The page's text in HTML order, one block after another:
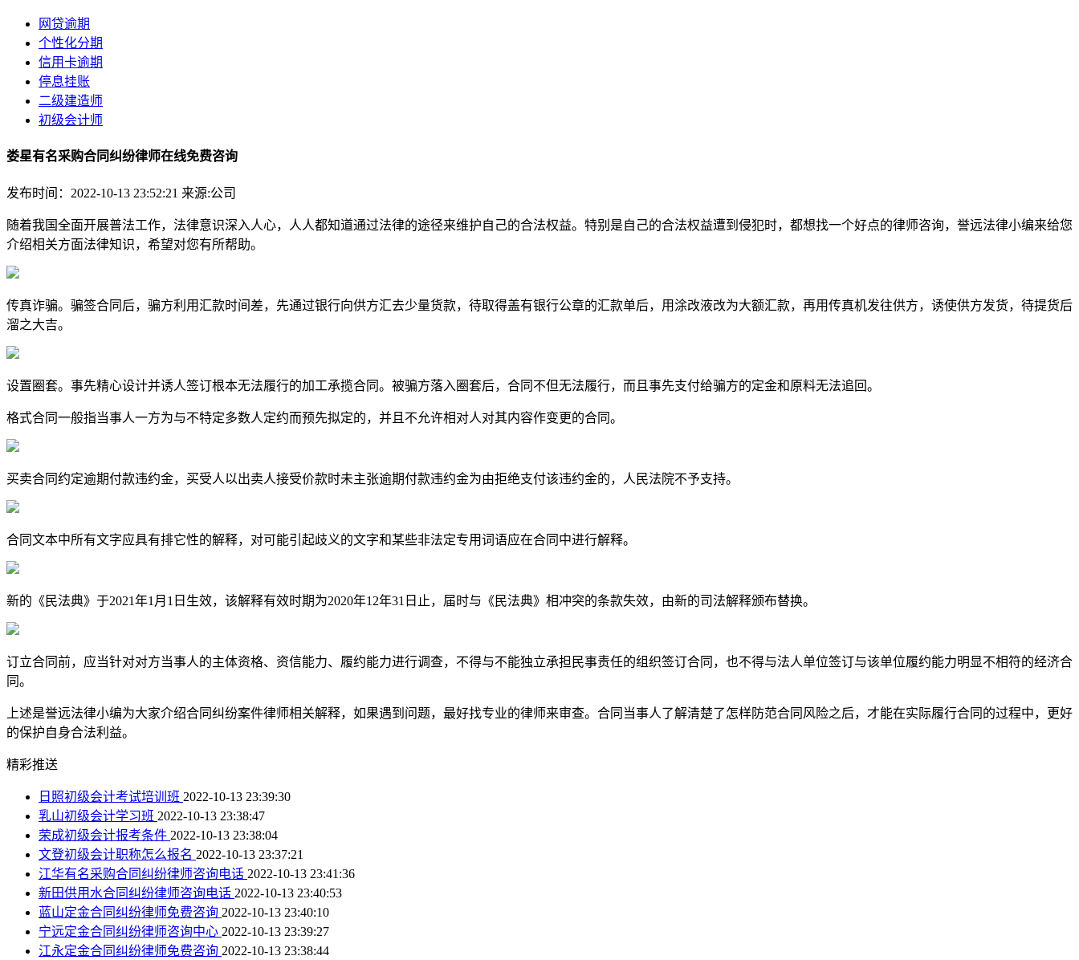
网贷逾期
个性化分期
信用卡逾期
停息挂账
二级建造师
初级会计师
娄星有名采购合同纠纷律师在线免费咨询
发布时间：2022-10-13 23:52:21 来源:公司
随着我国全面开展普法工作，法律意识深入人心，人人都知道通过法律的途径来维护自己的合法权益。特别是自己的合法权益遭到侵犯时，都想找一个好点的律师咨询，誉远法律小编来给您
介绍相关方面法律知识，希望对您有所帮助。
传真诈骗。骗签合同后，骗方利用汇款时间差，先通过银行向供方汇去少量货款，待取得盖有银行公章的汇款单后，用涂改液改为大额汇款，再用传真机发往供方，诱使供方发货，待提货后
溜之大吉。
设置圈套。事先精心设计并诱人签订根本无法履行的加工承揽合同。被骗方落入圈套后，合同不但无法履行，而且事先支付给骗方的定金和原料无法追回。
格式合同一般指当事人一方为与不特定多数人定约而预先拟定的，并且不允许相对人对其内容作变更的合同。
买卖合同约定逾期付款违约金，买受人以出卖人接受价款时未主张逾期付款违约金为由拒绝支付该违约金的，人民法院不予支持。
合同文本中所有文字应具有排它性的解释，对可能引起歧义的文字和某些非法定专用词语应在合同中进行解释。
新的《民法典》于2021年1月1日生效，该解释有效时期为2020年12年31日止，届时与《民法典》相冲突的条款失效，由新的司法解释颁布替换。
订立合同前，应当针对对方当事人的主体资格、资信能力、履约能力进行调查，不得与不能独立承担民事责任的组织签订合同，也不得与法人单位签订与该单位履约能力明显不相符的经济合
同。
上述是誉远法律小编为大家介绍合同纠纷案件律师相关解释，如果遇到问题，最好找专业的律师来审查。合同当事人了解清楚了怎样防范合同风险之后，才能在实际履行合同的过程中，更好
的保护自身合法利益。
精彩推送
日照初级会计考试培训班 2022-10-13 23:39:30
乳山初级会计学习班 2022-10-13 23:38:47
荣成初级会计报考条件 2022-10-13 23:38:04
文登初级会计职称怎么报名 2022-10-13 23:37:21
江华有名采购合同纠纷律师咨询电话 2022-10-13 23:41:36
新田供用水合同纠纷律师咨询电话 2022-10-13 23:40:53
蓝山定金合同纠纷律师免费咨询 2022-10-13 23:40:10
宁远定金合同纠纷律师咨询中心 2022-10-13 23:39:27
江永定金合同纠纷律师免费咨询 2022-10-13 23:38:44